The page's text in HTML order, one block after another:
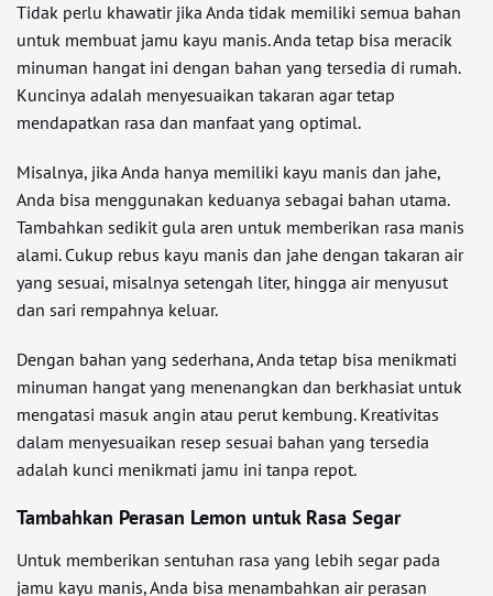
Tidak perlu khawatir jika Anda tidak memiliki semua bahan
untuk membuat jamu kayu manis. Anda tetap bisa meracik
minuman hangat ini dengan bahan yang tersedia di rumah.
Kuncinya adalah menyesuaikan takaran agar tetap
mendapatkan rasa dan manfaat yang optimal.
Misalnya, jika Anda hanya memiliki kayu manis dan jahe,
Anda bisa menggunakan keduanya sebagai bahan utama.
Tambahkan sedikit gula aren untuk memberikan rasa manis
alami. Cukup rebus kayu manis dan jahe dengan takaran air
yang sesuai, misalnya setengah liter, hingga air menyusut
dan sari rempahnya keluar.
Dengan bahan yang sederhana, Anda tetap bisa menikmati
minuman hangat yang menenangkan dan berkhasiat untuk
mengatasi masuk angin atau perut kembung. Kreativitas
dalam menyesuaikan resep sesuai bahan yang tersedia
adalah kunci menikmati jamu ini tanpa repot.
Tambahkan Perasan Lemon untuk Rasa Segar
Untuk memberikan sentuhan rasa yang lebih segar pada
jamu kayu manis, Anda bisa menambahkan air perasan